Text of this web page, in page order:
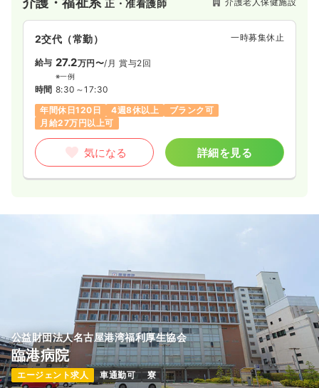
日勤のみ（常勤） 一時募集休止
給与 27.6万円/月
※経験6年の例
8:15～17:00
年間休日120日
ブランク可
月給35万円以上可
気になる 詳細を見る
透析
年間休日120日
4週8休以上 月給27万円以上可
気になる 詳細を見る
救急外来正看護師 一般病院
す！
正・准看護師
2交代（常勤） 一時募集休止
給与 27.2万円〜/月 賞与2回
※一例
時間 8:30～17:30
年間休日120日
4週8休以上
ブランク可
月給27万円以上可
気になる 詳細を見る
公益財団法人名古屋港湾福利厚生協会
臨港病院
エージェント求人 車通勤可 寮